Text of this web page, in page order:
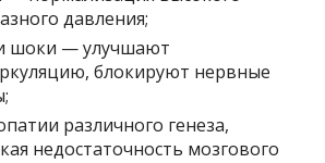
давления;
шоки — улучшают
блокируют нервные
различного генеза,
недостаточность мозгового